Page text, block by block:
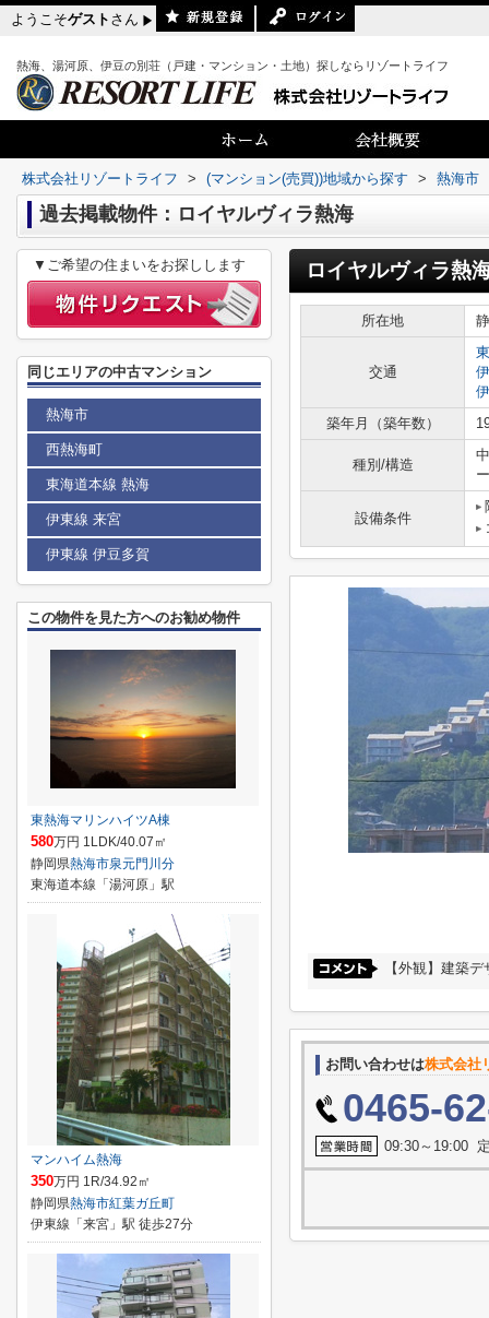
ようこそゲスト さん
熱海、湯河原、伊豆の別荘（戸建・マンション・土地）探しならリゾートライフ
株式会社リゾートライフ > (マンション(売買))地域から探す > 熱海市
過去掲載物件：ロイヤルヴィラ熱海
ロイヤルヴィラ
所在地
交通
築年月（築年数）
種別/構造
設備条件
【外観】建築
お問い合わせは株式会社
0465-
09:30～19:00
▼ご希望の住まいをお探しします
同じエリアの中古マンション
熱海市
西熱海町
東海道本線 熱海
伊東線 来宮
伊東線 伊豆多賀
この物件を見た方へのお勧め物件
東熱海マリンハイツA棟
580万円 1LDK/40.07㎡
静岡県熱海市泉元門川分
東海道本線「湯河原」駅
マンハイム熱海
350万円 1R/34.92㎡
静岡県熱海市紅葉ガ丘町
伊東線「来宮」駅 徒歩27分